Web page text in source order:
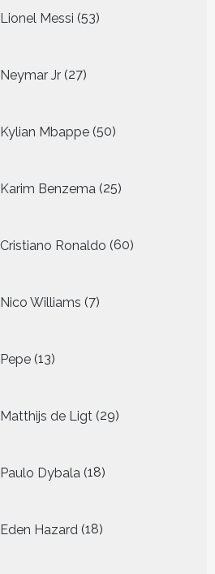
Lionel Messi 53
producten
Neymar Jr 27
producten
Kylian Mbappe 50
producten
Karim Benzema 25
producten
Cristiano Ronaldo 60
producten
Nico Williams 7
producten
Pepe 13
producten
Matthijs de Ligt 29
producten
Paulo Dybala 18
producten
Eden Hazard 18
producten